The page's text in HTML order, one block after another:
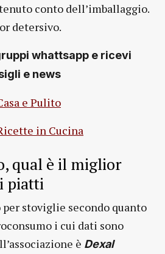
conto dell’imballaggio.
detersivo.
whattsapp e ricevi
e news
e Pulito
in Cucina
qual è il miglior
piatti
stoviglie secondo quanto
i cui dati sono
è Dexal